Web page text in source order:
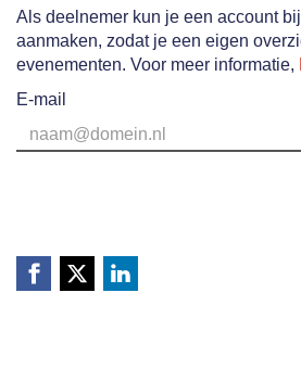
Als deelnemer kun je een account
aanmaken, zodat je een eigen
evenementen. Voor meer informatie,
E-mail